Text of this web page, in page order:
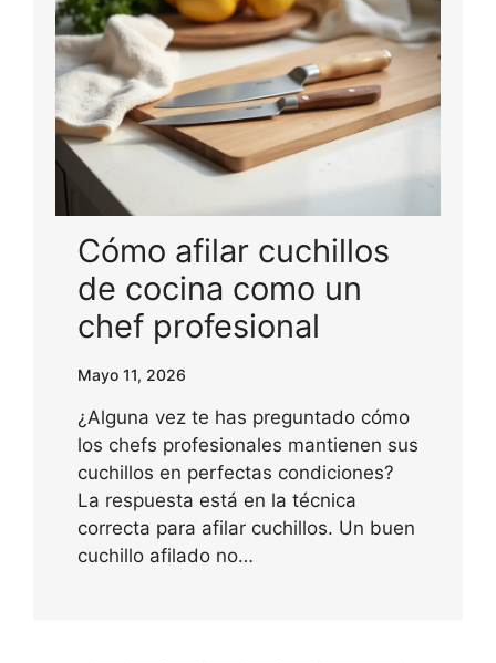
Cómo afilar cuchillos
de cocina como un
chef profesional
Mayo 11, 2026
¿Alguna vez te has preguntado cómo
los chefs profesionales mantienen sus
cuchillos en perfectas condiciones?
La respuesta está en la técnica
correcta para afilar cuchillos. Un buen
cuchillo afilado no…